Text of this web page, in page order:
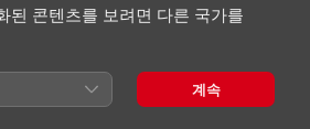
fidelis chorus
Third Mass)
된 콘텐츠를 보려면 다른 국가를
계속